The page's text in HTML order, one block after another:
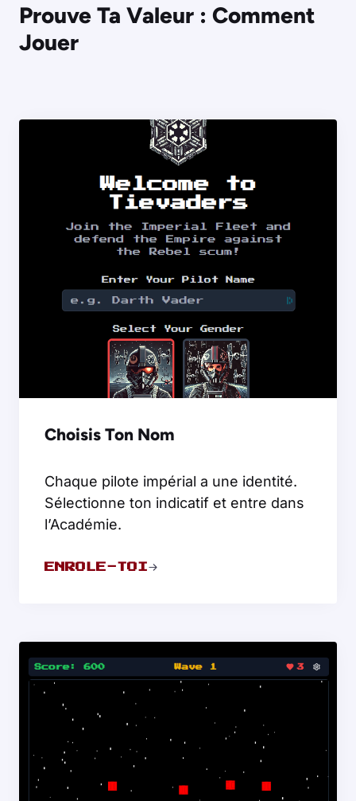
Prouve Ta Valeur : Comment
Jouer
Choisis Ton Nom
Chaque pilote impérial a une identité.
Sélectionne ton indicatif et entre dans
l’Académie.
ENROLE-TOI